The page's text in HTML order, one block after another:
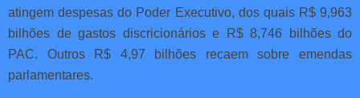
atingem despesas do Poder Executivo, dos quais R$ 9,963
bilhões de gastos discricionários e R$ 8,746 bilhões do
PAC. Outros R$ 4,97 bilhões recaem sobre emendas
parlamentares.